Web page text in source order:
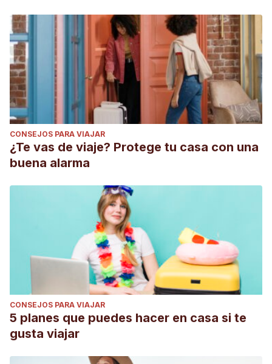
CONSEJOS PARA VIAJAR
¿Te vas de viaje? Protege tu casa con una
buena alarma
CONSEJOS PARA VIAJAR
5 planes que puedes hacer en casa si te
gusta viajar